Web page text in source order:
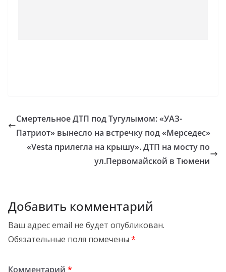
Смертельное ДТП под Тугулымом: «УАЗ-
Патриот» вынесло на встречку под «Мерседес»
«Vesta прилегла на крышу». ДТП на мосту по
ул.Первомайской в Тюмени
Добавить комментарий
Ваш адрес email не будет опубликован.
Обязательные поля помечены *
Комментарий *